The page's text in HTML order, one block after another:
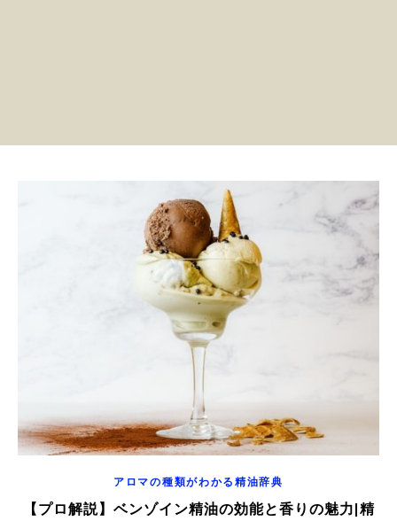
アロマの種類がわかる精油辞典
【プロ解説】ベンゾイン精油の効能と香りの魅力|精